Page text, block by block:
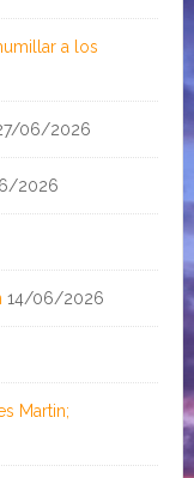
a los
06/2026
2026
14/06/2026
Martin;